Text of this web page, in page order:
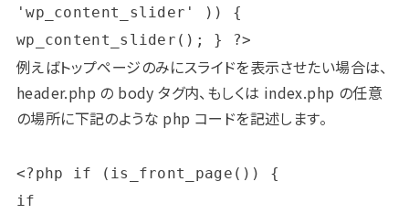
'wp_content_slider' )) {
例えばトップページのみにスライドを表示させたい場合は、
header.php の body タグ内、もしくは index.php の任意
の場所に下記のような php コードを記述します。
<?php if (is_front_page()) {
if